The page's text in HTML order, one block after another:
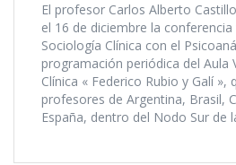
El profesor Carlos Alberto
el 16 de diciembre la conferencia
Sociología Clínica con el
programación periódica del Aula
Clínica « Federico Rubio y Galí
profesores de Argentina, Brasil,
España, dentro del Nodo Sur de